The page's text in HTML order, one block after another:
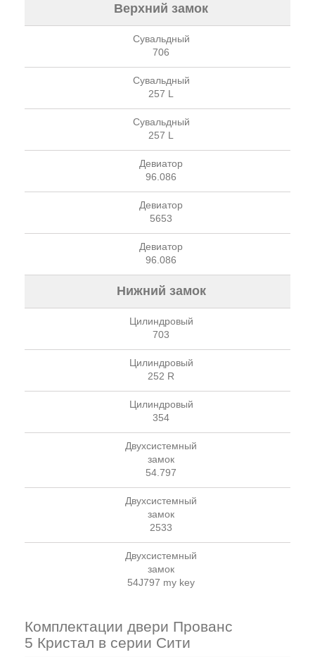
Верхний замок
Сувальдный
706
Сувальдный
257 L
Сувальдный
257 L
Девиатор
96.086
Девиатор
5653
Девиатор
96.086
Нижний замок
Цилиндровый
703
Цилиндровый
252 R
Цилиндровый
354
Двухсистемный
замок
54.797
Двухсистемный
замок
2533
Двухсистемный
замок
54J797 my key
Комплектации двери Прованс
5 Кристал в серии Сити